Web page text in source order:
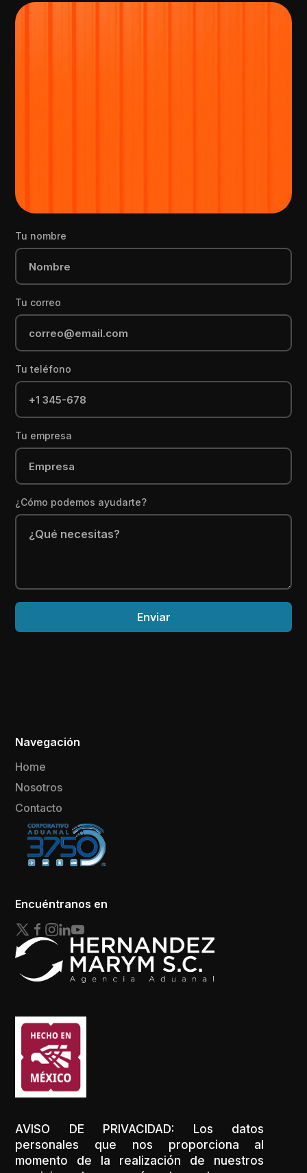
Tu nombre
Tu correo
Tu teléfono
Tu empresa
¿Cómo podemos ayudarte?
AVISO DE PRIVACIDAD: Los datos
personales que nos proporciona al
momento de la realización de nuestros
Navegación
Home
Nosotros
Contacto
Encuéntranos en